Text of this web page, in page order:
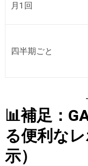
月1回
四半期ごと
📊補足：
る便利な
示）